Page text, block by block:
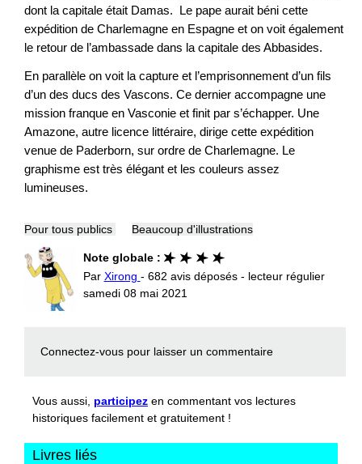
dont la capitale était Damas. Le pape aurait béni cette
expédition de Charlemagne en Espagne et on voit également
le retour de l’ambassade dans la capitale des Abbasides.
En parallèle on voit la capture et l’emprisonnement d’un fils
d’un des ducs des Vascons. Ce dernier accompagne une
mission franque en Vasconie et finit par s’échapper. Une
Amazone, autre licence littéraire, dirige cette expédition
venue de Paderborn, sur ordre de Charlemagne. Le
graphisme est très élégant et les couleurs assez
lumineuses.
Pour tous publics Beaucoup d'illustrations
Note globale :
Par Xirong - 682 avis déposés - lecteur régulier
samedi 08 mai 2021
Connectez-vous pour laisser un commentaire
Vous aussi, participez en commentant vos lectures
historiques facilement et gratuitement !
Livres liés